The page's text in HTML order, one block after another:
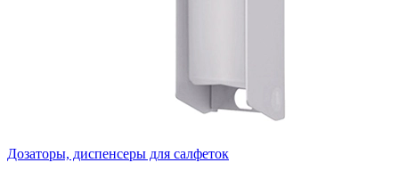
Дозаторы, диспенсеры для салфеток